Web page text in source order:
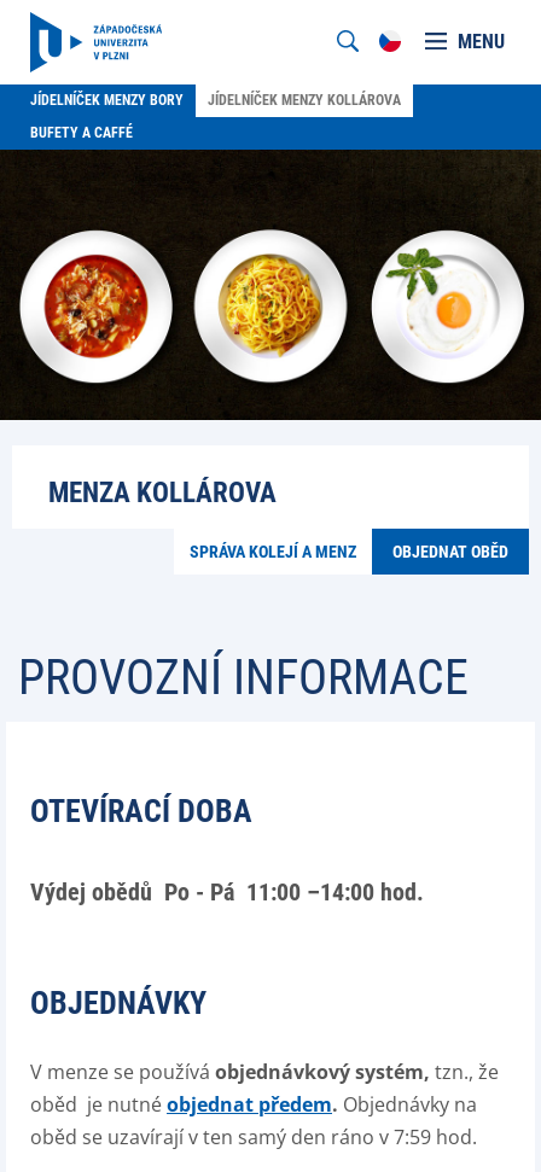
MENU
JÍDELNÍČEK MENZY BORY
JÍDELNÍČEK MENZY KOLLÁROVA
BUFETY A CAFFÉ
MENZA KOLLÁROVA
OBJEDNAT OBĚD
SPRÁVA KOLEJÍ A MENZ
PROVOZNÍ INFORMACE
OTEVÍRACÍ DOBA
Výdej obědů Po - Pá 11:00 –14:00 hod.
OBJEDNÁVKY
V menze se používá objednávkový systém, tzn., že
oběd je nutnéobjednat předem. Objednávky na
oběd se uzavírají v ten samý den ráno v 7:59 hod.